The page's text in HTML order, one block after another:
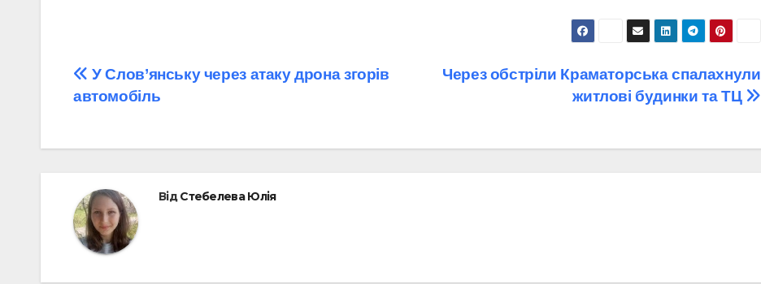
Навігація
Через обстріли Краматорська спалахнули
житлові будинки та ТЦ
У Слов’янську через атаку дрона згорів
автомобіль
ВідСтебелева Юлія